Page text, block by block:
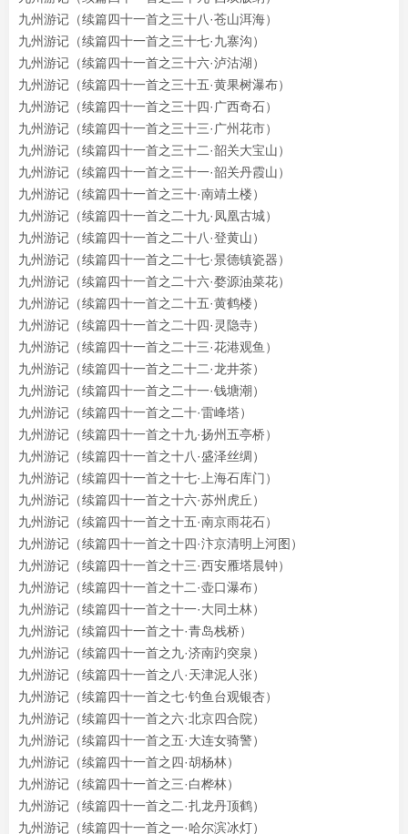
九州游记（续篇四十一首之三十八·苍山洱海）
九州游记（续篇四十一首之三十七·九寨沟）
九州游记（续篇四十一首之三十六·泸沽湖）
九州游记（续篇四十一首之三十五·黄果树瀑布）
九州游记（续篇四十一首之三十四·广西奇石）
九州游记（续篇四十一首之三十三·广州花市）
九州游记（续篇四十一首之三十二·韶关大宝山）
九州游记（续篇四十一首之三十一·韶关丹霞山）
九州游记（续篇四十一首之三十·南靖土楼）
九州游记（续篇四十一首之二十九·凤凰古城）
九州游记（续篇四十一首之二十八·登黄山）
九州游记（续篇四十一首之二十七·景德镇瓷器）
九州游记（续篇四十一首之二十六·婺源油菜花）
九州游记（续篇四十一首之二十五·黄鹤楼）
九州游记（续篇四十一首之二十四·灵隐寺）
九州游记（续篇四十一首之二十三·花港观鱼）
九州游记（续篇四十一首之二十二·龙井茶）
九州游记（续篇四十一首之二十一·钱塘潮）
九州游记（续篇四十一首之二十·雷峰塔）
九州游记（续篇四十一首之十九·扬州五亭桥）
九州游记（续篇四十一首之十八·盛泽丝绸）
九州游记（续篇四十一首之十七·上海石库门）
九州游记（续篇四十一首之十六·苏州虎丘）
九州游记（续篇四十一首之十五·南京雨花石）
九州游记（续篇四十一首之十四·汴京清明上河图）
九州游记（续篇四十一首之十三·西安雁塔晨钟）
九州游记（续篇四十一首之十二·壶口瀑布）
九州游记（续篇四十一首之十一·大同土林）
九州游记（续篇四十一首之十·青岛栈桥）
九州游记（续篇四十一首之九·济南趵突泉）
九州游记（续篇四十一首之八·天津泥人张）
九州游记（续篇四十一首之七·钓鱼台观银杏）
九州游记（续篇四十一首之六·北京四合院）
九州游记（续篇四十一首之五·大连女骑警）
九州游记（续篇四十一首之四·胡杨林）
九州游记（续篇四十一首之三·白桦林）
九州游记（续篇四十一首之二·扎龙丹顶鹤）
九州游记（续篇四十一首之一·哈尔滨冰灯）